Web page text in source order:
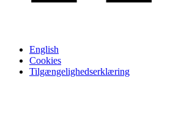
English
Cookies
Tilgængelighedserklæring